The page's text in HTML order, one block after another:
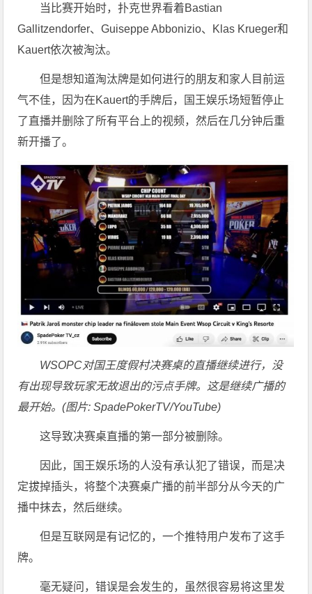
当比赛开始时，扑克世界看着Bastian
Gallitzendorfer、Guiseppe Abbonizio、Klas Krueger和
Kauert依次被淘汰。
但是想知道淘汰牌是如何进行的朋友和家人目前运
气不佳，因为在Kauert的手牌后，国王娱乐场短暂停止
了直播并删除了所有平台上的视频，然后在几分钟后重
新开播了。
WSOPC对国王度假村决赛桌的直播继续进行，没
有出现导致玩家无故退出的污点手牌。这是继续广播的
最开始。(图片: SpadePokerTV/YouTube)
这导致决赛桌直播的第一部分被删除。
因此，国王娱乐场的人没有承认犯了错误，而是决
定拔掉插头，将整个决赛桌广播的前半部分从今天的广
播中抹去，然后继续。
但是互联网是有记忆的，一个推特用户发布了这手
牌。
毫无疑问，错误是会发生的，虽然很容易将这里发